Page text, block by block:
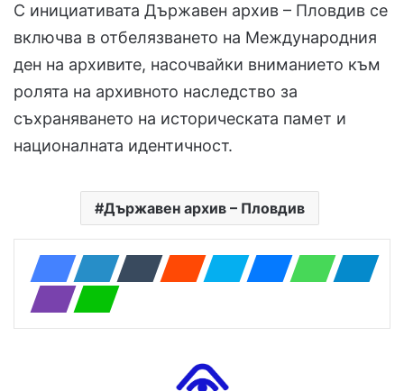
С инициативата Държавен архив – Пловдив се
включва в отбелязването на Международния
ден на архивите, насочвайки вниманието към
ролята на архивното наследство за
съхраняването на историческата памет и
националната идентичност.
Държавен архив – Пловдив